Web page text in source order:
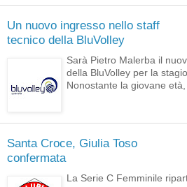
Un nuovo ingresso nello staff
tecnico della BluVolley
Sarà Pietro Malerba il
della BluVolley per la
Nonostante la giovane
Santa Croce, Giulia Toso
confermata
La Serie C Femminile